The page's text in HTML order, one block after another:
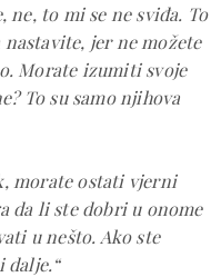
ne, to mi se ne sviđa. To
jer ne možete
Morate izumiti svoje
To su samo njihova
morate ostati vjerni
da li ste dobri u onome
u nešto. Ako ste
dalje.“